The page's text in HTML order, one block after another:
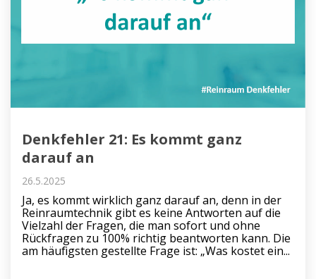
Denkfehler 21: Es kommt ganz
darauf an
26.5.2025
Ja, es kommt wirklich ganz darauf an, denn in der
Reinraumtechnik gibt es keine Antworten auf die
Vielzahl der Fragen, die man sofort und ohne
Rückfragen zu 100% richtig beantworten kann. Die
am häufigsten gestellte Frage ist: „Was kostet ein...